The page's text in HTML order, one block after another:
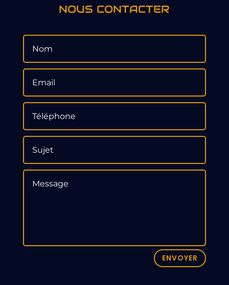
NOUS CONTACTER
ENVOYER